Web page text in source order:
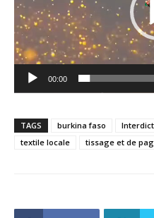
00:00
TAGS burkina faso
textile locale
tissage et de